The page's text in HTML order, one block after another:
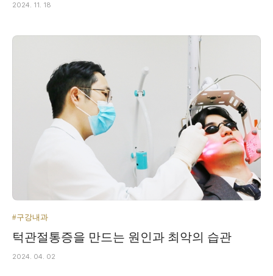
2024. 11. 18
#구강내과
턱관절통증을 만드는 원인과 최악의 습관
2024. 04. 02